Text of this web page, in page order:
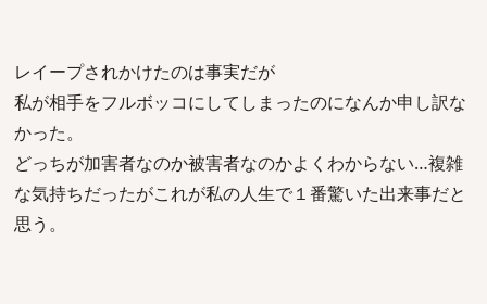
レイープされかけたのは事実だが
私が相手をフルボッコにしてしまったのになんか申し訳な
かった。
どっちが加害者なのか被害者なのかよくわからない…複雑
な気持ちだったがこれが私の人生で１番驚いた出来事だと
思う。